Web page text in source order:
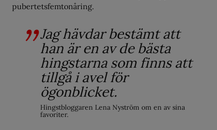
pubertetsfemtonåring.
Jag hävdar bestämt att
han är en av de bästa
hingstarna som finns att
tillgå i avel för
ögonblicket.
Hingstbloggaren Lena Nyström om en av sina
favoriter.